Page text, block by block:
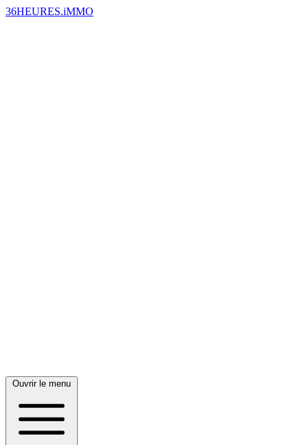
36HEURES.iMMO
Ouvrir le menu